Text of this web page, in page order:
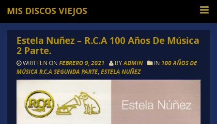
MIS DISCOS VIEJOS
Estela Nuñez – R.C.A 100 Años De Música
2 Parte.
WRITTEN ON FEBRERO 9, 2021 BYADMIN IN 100 AÑOS DE
MÚSICA R.C.A SEGUNDA PARTE, ESTELA NUÑEZ